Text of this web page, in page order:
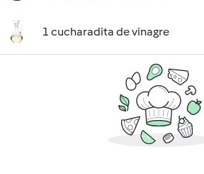
1 cucharadita de vinagre